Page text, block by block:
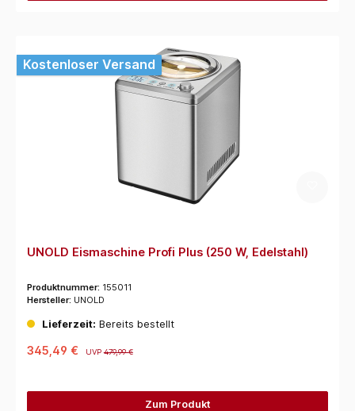
Kostenloser Versand
UNOLD Eismaschine Profi Plus (250 W, Edelstahl)
Produktnummer: 155011
Hersteller: UNOLD
Lieferzeit: Bereits bestellt
345,49 € UVP479,99 €
Zum Produkt